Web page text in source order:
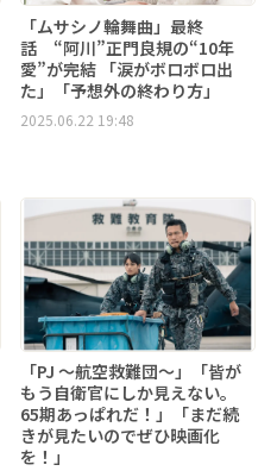
「ムサシノ輪舞曲」最終
話 “阿川”正門良規の“10年
愛”が完結 「涙がボロボロ出
た」「予想外の終わり方」
2025.06.22 19:48
「PJ ～航空救難団～」「皆が
もう自衛官にしか見えない。
65期あっぱれだ！」「まだ続
きが見たいのでぜひ映画化
を！」